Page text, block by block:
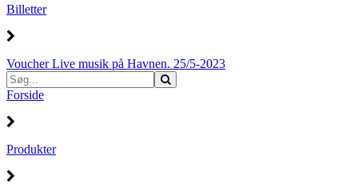
Billetter
Voucher Live musik på Havnen. 25/5-2023
Forside
Produkter